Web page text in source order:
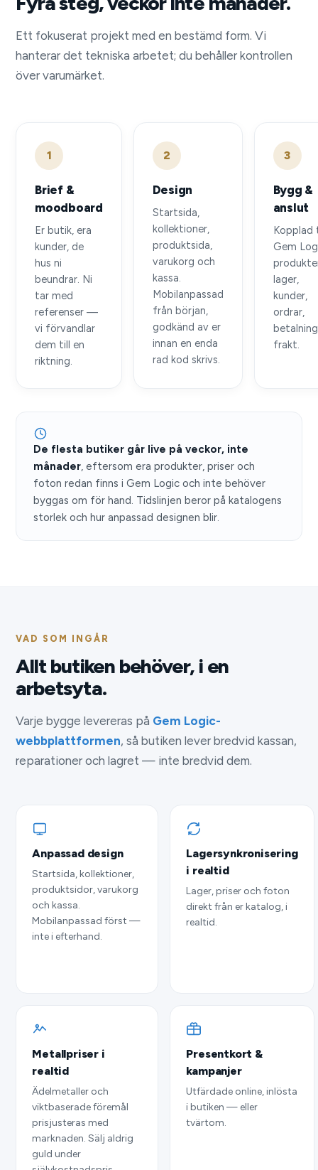
Ett fokuserat projekt med en bestämd form. Vi
hanterar det tekniska arbetet; du behåller kontrollen
över varumärket.
1
Brief &
moodboard
Er butik, era
kunder, de
hus ni
beundrar. Ni
tar med
referenser —
vi förvandlar
dem till en
riktning.
2
Design
Startsida,
kollektioner,
produktsida,
varukorg och
kassa.
Mobilanpassad
från början,
godkänd av er
innan en enda
rad kod skrivs.
3
Bygg &
anslut
Kopplad
Gem
lager,
kunder,
ordrar,
frakt.
De flesta butiker går live på veckor, inte
månader, eftersom era produkter, priser och
foton redan finns i Gem Logic och inte behöver
byggas om för hand. Tidslinjen beror på katalogens
storlek och hur anpassad designen blir.
VAD SOM INGÅR
Allt butiken behöver, i en
arbetsyta.
Varje bygge levereras på Gem Logic-
webbplattformen, så butiken lever bredvid kassan,
reparationer och lagret — inte bredvid dem.
Anpassad design
Startsida, kollektioner,
produktsidor, varukorg
och kassa.
Mobilanpassad först —
inte i efterhand.
Lagersynkronisering
i realtid
Lager, priser och foton
direkt från er katalog, i
realtid.
Metallpriser i
realtid
Ädelmetaller och
viktbaserade föremål
prisjusteras med
marknaden. Sälj aldrig
guld under
Presentkort &
kampanjer
Utfärdade online, inlösta
i butiken — eller
tvärtom.